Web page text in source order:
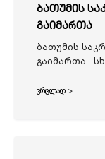
ბათუმის
გაიმართა
ბათუმის
გაიმართა.
ვრცლად >